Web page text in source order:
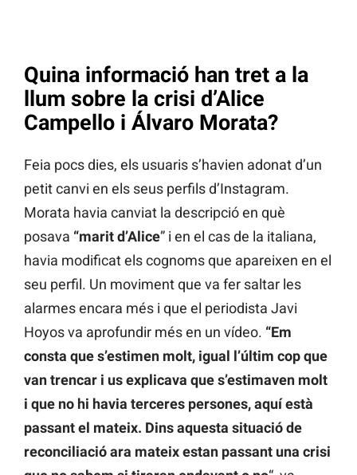
Quina informació han tret a la
llum sobre la crisi d’Alice
Campello i Álvaro Morata?
Feia pocs dies, els usuaris s’havien adonat d’un
petit canvi en els seus perfils d’Instagram.
Morata havia canviat la descripció en què
posava “marit d’Alice” i en el cas de la italiana,
havia modificat els cognoms que apareixen en el
seu perfil. Un moviment que va fer saltar les
alarmes encara més i que el periodista Javi
Hoyos va aprofundir més en un vídeo. “Em
consta que s’estimen molt, igual l’últim cop que
van trencar i us explicava que s’estimaven molt
i que no hi havia terceres persones, aquí està
passant el mateix. Dins aquesta situació de
reconciliació ara mateix estan passant una crisi